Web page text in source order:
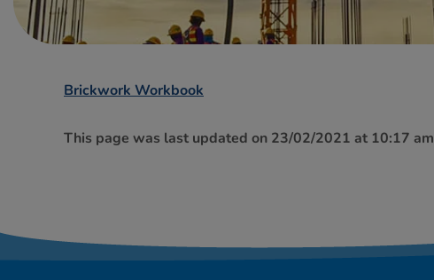
Brickwork Workbook
This page was last updated on 23/02/2021 at 10:17 am